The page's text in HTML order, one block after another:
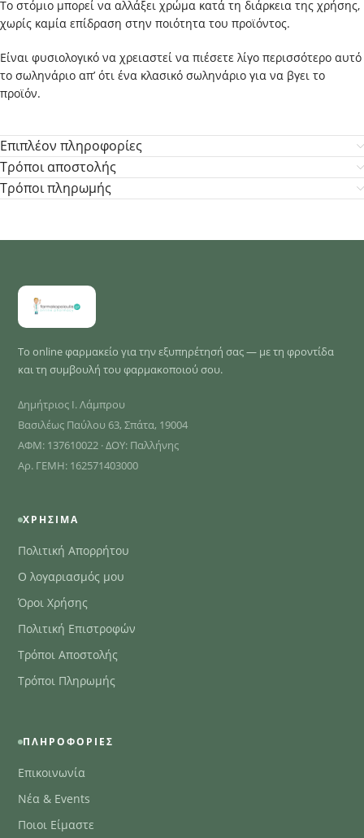
Το στόμιο μπορεί να αλλάξει χρώμα κατά τη διάρκεια της χρήσης,
χωρίς καμία επίδραση στην ποιότητα του προϊόντος.
Είναι φυσιολογικό να χρειαστεί να πιέσετε λίγο περισσότερο αυτό
το σωληνάριο απ’ ότι ένα κλασικό σωληνάριο για να βγει το
προϊόν.
Επιπλέον πληροφορίες
Τρόποι αποστολής
Τρόποι πληρωμής
Το online φαρμακείο για την εξυπηρέτησή σας — με τη φροντίδα
και τη συμβουλή του φαρμακοποιού σου.
Δημήτριος Ι. Λάμπρου
Βασιλέως Παύλου 63, Σπάτα, 19004
ΑΦΜ: 137610022 · ΔΟΥ: Παλλήνης
Αρ. ΓΕΜΗ: 162571403000
ΧΡΉΣΙΜΑ
Πολιτική Απορρήτου
Ο λογαριασμός μου
Όροι Χρήσης
Πολιτική Επιστροφών
Τρόποι Αποστολής
Τρόποι Πληρωμής
ΠΛΗΡΟΦΟΡΊΕΣ
Επικοινωνία
Νέα & Events
Ποιοι Είμαστε